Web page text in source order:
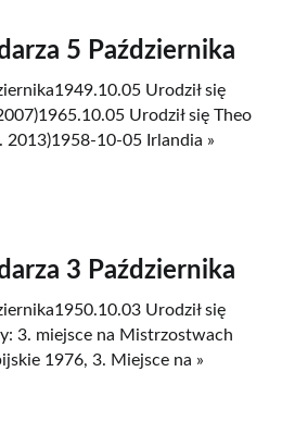
5 Października
Urodził się
Urodził się Theo
2013)1958-10-05 Irlandia »
3 Października
Urodził się
3. miejsce na Mistrzostwach
1976, 3. Miejsce na »